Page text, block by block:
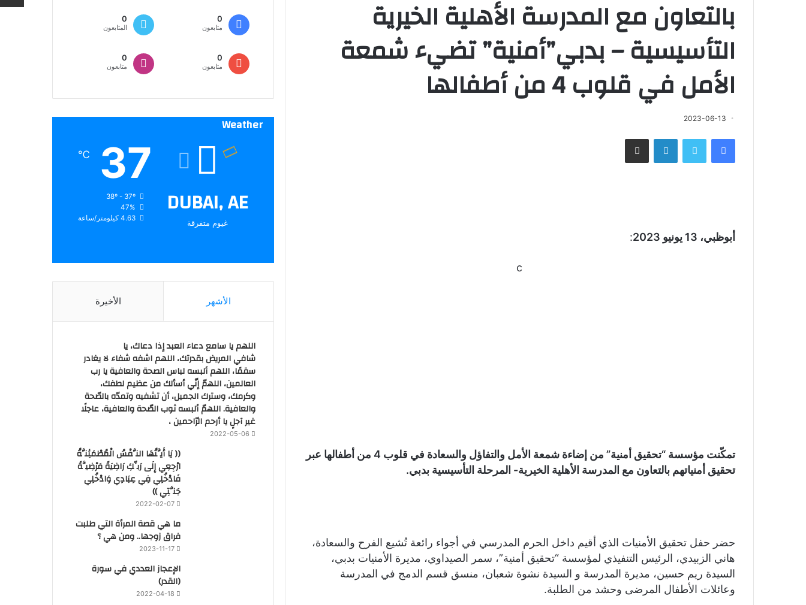
بالتعاون مع المدرسة الأهلية الخيرية
التأسيسية – بدبي”أمنية” تضيء شمعة
الأمل في قلوب 4 من أطفالها
2023-06-13
فيسبوك تويتر لينكدإن مشاركة عبر البريد
أبوظبي، 13 يونيو 2023 :
c
تمكّنت مؤسسة “تحقيق أمنية” من إضاءة شمعة الأمل والتفاؤل والسعادة في قلوب 4 من أطفالها عبر
تحقيق أمنياتهم بالتعاون مع المدرسة الأهلية الخيرية- المرحلة التأسيسية بدبي.
حضر حفل تحقيق الأمنيات الذي أقيم داخل الحرم المدرسي في أجواء رائعة تُشيع الفرح والسعادة،
هاني الزبيدي، الرئيس التنفيذي لمؤسسة “تحقيق أمنية”، سمر الصيداوي، مديرة الأمنيات بدبي،
السيدة ريم حسين، مديرة المدرسة و السيدة نشوة شعبان، منسق قسم الدمج في المدرسة
وعائلات الأطفال المرضى وحشد من الطلبة.
0
متابعون
0
المتابعون
0
متابعون
0
متابعون
Weather
DUBAI, AE
غيوم متفرقة
37
℃
38º - 37º
47%
4.63 كيلومتر/ساعة
الأشهر الأخيرة
اللهم يا سامع دعاء العبد إذا دعاك، يا
شافي المريض بقدرتك، اللهم اشفه شفاء لا يغادر
سقمًا، اللهم ألبسه لباس الصحة والعافية يا رب
العالمين، اللهمّ إنّي أسألك من عظيم لطفك،
وكرمك، وسترك الجميل، أن تشفيه وتمدّه بالصّحة
والعافية. اللهمّ ألبسه ثوب الصّحة والعافية، عاجلًا
غير آجلٍ يا أرحم الرّاحمين ،
2022-05-06
(( يَا أَيَّتُهَا النَّفْسُ الْمُطْمَئِنَّةُ
ارْجِعِي إِلَى رَبِّكِ رَاضِيَةً مَرْضِيَّةً
فَادْخُلِي فِي عِبَادِي وَادْخُلِي
جَنَّتِي ))
2022-02-07
ما هي قصة المرأة التي طلبت
فراق زوجها.. ومن هي ؟
2023-11-17
‏الإعجاز العددي في سورة
(القدر)
2022-04-18